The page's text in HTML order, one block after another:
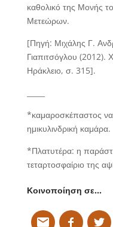
καθολικό της Μονής
Μετεώρων.
[Πηγή: Μιχάλης Γ.
Γιαπιτσόγλου (2012).
Ηράκλειο, σ. 315].
*καμαροσκέπαστος
ημικυλινδρική καμάρα.
*Πλατυτέρα: η
τεταρτοσφαίριο της
Κοινοποίηση σε…